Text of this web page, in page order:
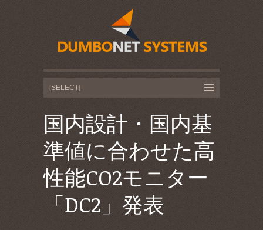
国内設計・国内基
準値に合わせた高
性能CO2モニター
「DC2」発表